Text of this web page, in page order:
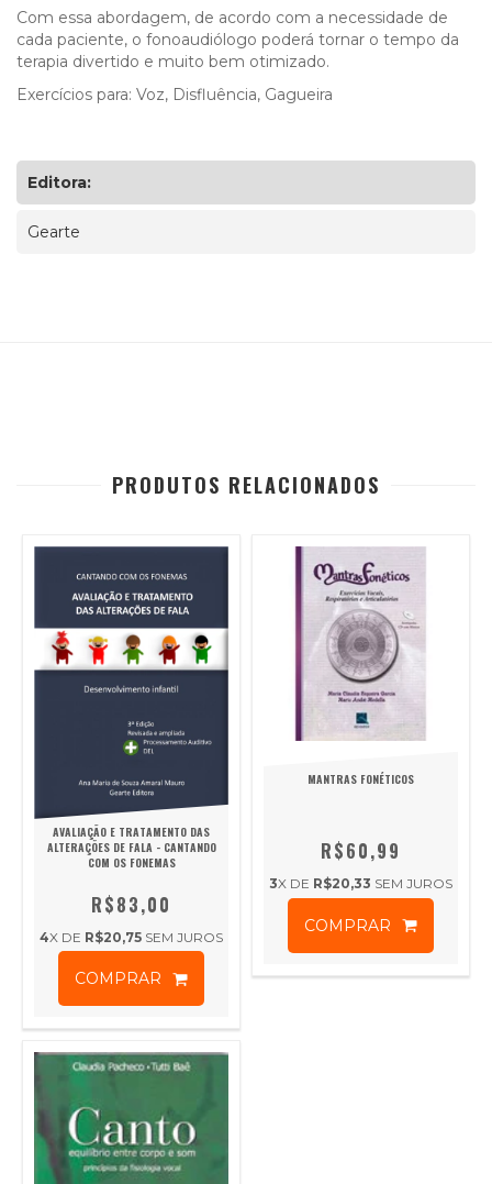
Com essa abordagem, de acordo com a necessidade de
cada paciente, o fonoaudiólogo poderá tornar o tempo da
terapia divertido e muito bem otimizado.
Exercícios para: Voz, Disfluência, Gagueira
Editora:
Gearte
PRODUTOS RELACIONADOS
AVALIAÇÃO E TRATAMENTO DAS
ALTERAÇÕES DE FALA - CANTANDO
COM OS FONEMAS
R$83,00
4X DE R$20,75 SEM JUROS
COMPRAR
MANTRAS FONÉTICOS
R$60,99
3X DE R$20,33 SEM JUROS
COMPRAR